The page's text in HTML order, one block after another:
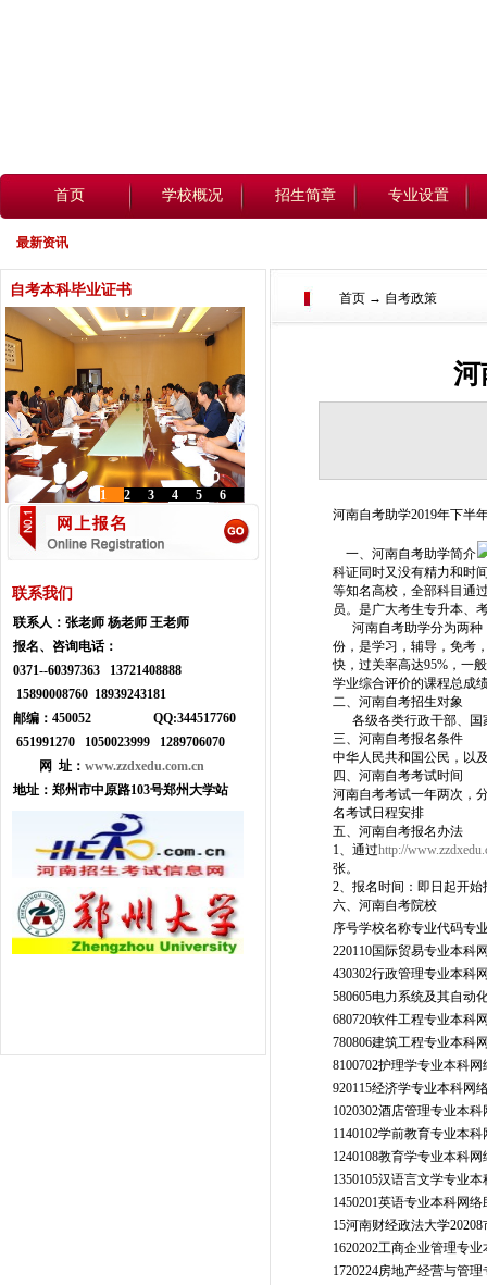
首页 学校概况 招生简章 专业设置
最新资讯
自考本科毕业证书
6
5
4
3
2
1
联系我们
联系人： 张老师 杨老师 王老师
报名、咨询电话：
0371--60397363 13721408888
15890008760 18939243181
邮编：450052 QQ:344517760
651991270 1050023999
1289706070
网 址： www.zzdxedu.com.cn
地址： 郑州市中原路103号郑州大学站
首页 → 自考政策
河
河南自考助学2019年下半
一、河南自考助学简介
科证同时又没有精力和时
等知名高校，全部科目通
员。是广大考生专升本、
河南自考助学分为两种
份，是学习，辅导，免考
快，过关率高达95%，一
学业综合评价的课程总成
二、河南自考招生对象
各级各类行政干部、国
三、河南自考报名条件
中华人民共和国公民，以
四、河南自考考试时间
河南自考考试一年两次，
名考试日程安排
五、河南自考报名办法
1、通过http://
张。
2、报名时间：即日起开始
六、河南自考院校
序号学校名称专业代码专
220110国际贸易专业本科
430302行政管理专业本科
580605电力系统及其自动
680720软件工程专业本科
780806建筑工程专业本科
8100702护理学专业本科
920115经济学专业本科网
1020302酒店管理专业本
1140102学前教育专业本
1240108教育学专业本科
1350105汉语言文学专业
1450201英语专业本科网络
15河南财经政法大学
1620202工商企业管理专
1720224房地产经营与管